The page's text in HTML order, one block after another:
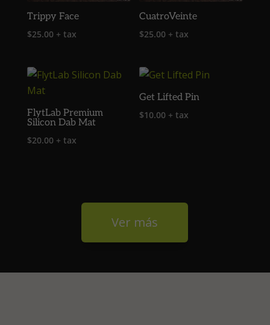
Trippy Face
$25.00 + tax
CuatroVeinte
$25.00 + tax
FlytLab Premium
Silicon Dab Mat
$20.00 + tax
Get Lifted Pin
$10.00 + tax
Ver más